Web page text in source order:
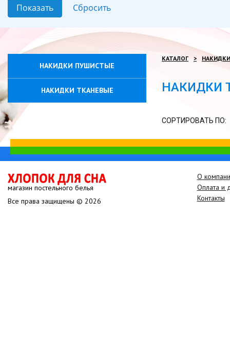
НАКИДКИ ПУШИСТЫЕ
НАКИДКИ ТКАНЕВЫЕ
КАТАЛОГ НАКИДКИ
НАКИДКИ
СОРТИРОВАТЬ ПО:
магазин постельного белья
Все права защищены © 2026
О
Оплата и
Контакты